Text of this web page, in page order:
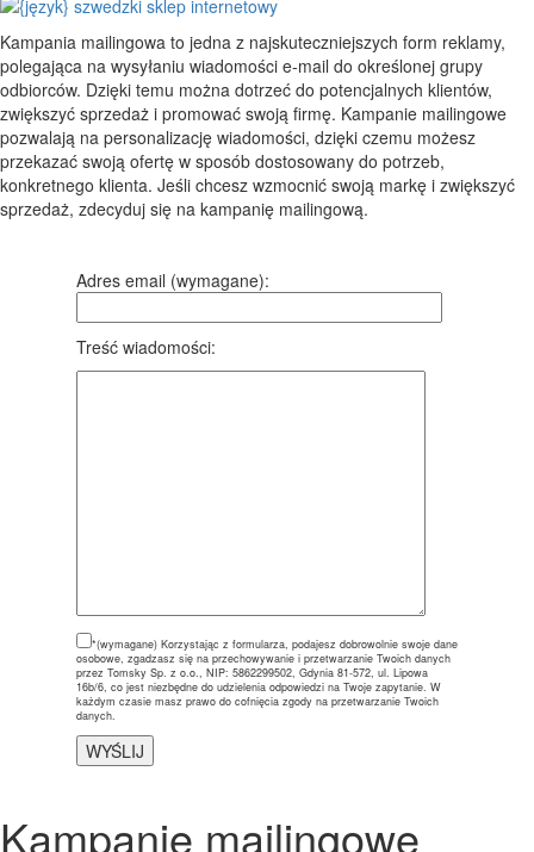
Kampania mailingowa to jedna z najskuteczniejszych form reklamy,
polegająca na wysyłaniu wiadomości e-mail do określonej grupy
odbiorców. Dzięki temu można dotrzeć do potencjalnych klientów,
zwiększyć sprzedaż i promować swoją firmę. Kampanie mailingowe
pozwalają na personalizację wiadomości, dzięki czemu możesz
przekazać swoją ofertę w sposób dostosowany do potrzeb,
konkretnego klienta. Jeśli chcesz wzmocnić swoją markę i zwiększyć
sprzedaż, zdecyduj się na kampanię mailingową.
Adres email (wymagane):
Treść wiadomości:
*(wymagane) Korzystając z formularza, podajesz dobrowolnie swoje dane
osobowe, zgadzasz się na przechowywanie i przetwarzanie Twoich danych
przez Tomsky Sp. z o.o., NIP: 5862299502, Gdynia 81-572, ul. Lipowa
16b/6, co jest niezbędne do udzielenia odpowiedzi na Twoje zapytanie. W
każdym czasie masz prawo do cofnięcia zgody na przetwarzanie Twoich
danych.
Kampanie mailingowe